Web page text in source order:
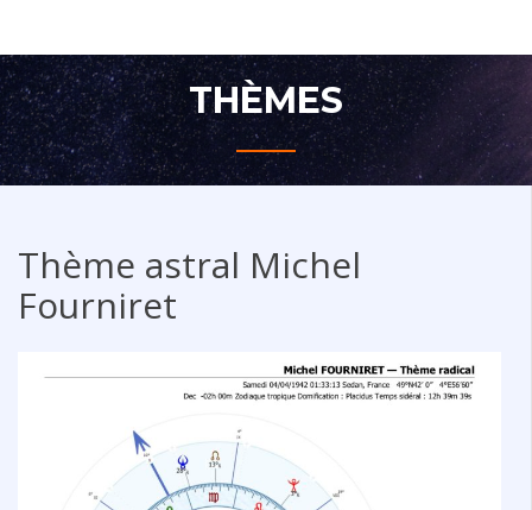
contenu
THÈMES
Thème astral Michel
Fourniret